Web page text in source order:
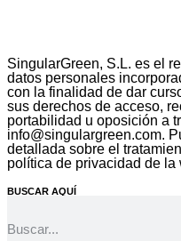
SingularGreen, S.L. es el
datos personales
con la finalidad de dar
sus derechos de acceso,
portabilidad u oposición a
info@singulargreen.com.
detallada sobre el
política de privacidad de la
BUSCAR AQUÍ